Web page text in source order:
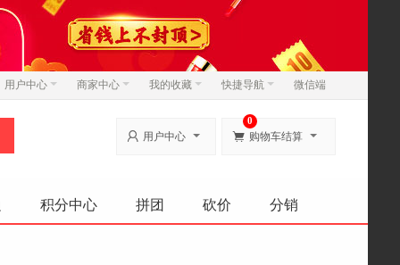
用户中心 商家中心 我的收藏 快捷导航 微信端
 用户中心  购物车结算
0
积分中心 拼团 砍价 分销